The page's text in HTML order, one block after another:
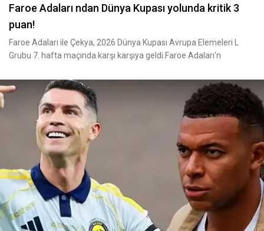
Faroe Adaları ndan Dünya Kupası yolunda kritik 3
puan!
Faroe Adaları ile Çekya, 2026 Dünya Kupası Avrupa Elemeleri L
Grubu 7. hafta maçında karşı karşıya geldi.Faroe Adaları'n